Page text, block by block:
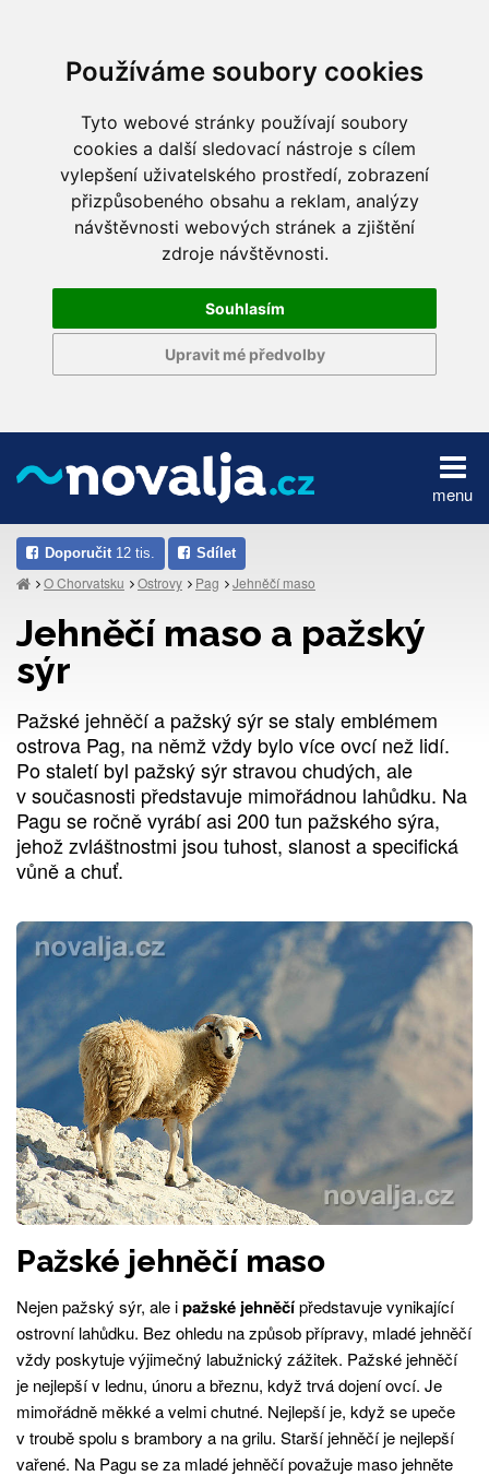
Používáme soubory cookies
Tyto webové stránky používají soubory
cookies a další sledovací nástroje s cílem
vylepšení uživatelského prostředí, zobrazení
přizpůsobeného obsahu a reklam, analýzy
návštěvnosti webových stránek a zjištění
zdroje návštěvnosti.
Souhlasím
Upravit mé předvolby
menu
Doporučit 12 tis. Sdílet
O Chorvatsku Ostrovy Pag Jehněčí maso
Jehněčí maso a pažský
sýr
Pažské jehněčí a pažský sýr se staly emblémem
ostrova Pag, na němž vždy bylo více ovcí než lidí.
Po staletí byl pažský sýr stravou chudých, ale
v současnosti představuje mimořádnou lahůdku. Na
Pagu se ročně vyrábí asi 200 tun pažského sýra,
jehož zvláštnostmi jsou tuhost, slanost a specifická
vůně a chuť.
Pažské jehněčí maso
Nejen pažský sýr, ale ipažské jehněčípředstavuje vynikající
ostrovní lahůdku. Bez ohledu na způsob přípravy, mladé jehněčí
vždy poskytuje výjimečný labužnický zážitek. Pažské jehněčí
je nejlepší v lednu, únoru a březnu, když trvá dojení ovcí. Je
mimořádně měkké a velmi chutné. Nejlepší je, když se upeče
v troubě spolu s brambory a na grilu. Starší jehněčí je nejlepší
vařené. Na Pagu se za mladé jehněčí považuje maso jehněte